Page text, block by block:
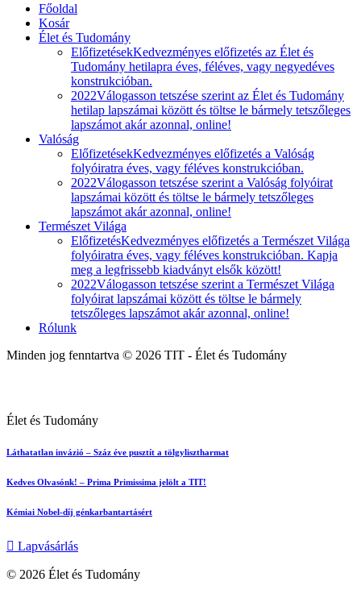
Főoldal
Kosár
Élet és Tudomány
ElőfizetésekKedvezményes előfizetés az Élet és
Tudomány hetilapra éves, féléves, vagy negyedéves
konstrukcióban.
2022Válogasson tetszése szerint az Élet és Tudomány
hetilap lapszámai között és töltse le bármely tetszőleges
lapszámot akár azonnal, online!
Valóság
ElőfizetésekKedvezményes előfizetés a Valóság
folyóiratra éves, vagy féléves konstrukcióban.
2022Válogasson tetszése szerint a Valóság folyóirat
lapszámai között és töltse le bármely tetszőleges
lapszámot akár azonnal, online!
Természet Világa
ElőfizetésKedvezményes előfizetés a Természet Világa
folyóiratra éves, vagy féléves konstrukcióban. Kapja
meg a legfrissebb kiadványt elsők között!
2022Válogasson tetszése szerint a Természet Világa
folyóirat lapszámai között és töltse le bármely
tetszőleges lapszámot akár azonnal, online!
Rólunk
Minden jog fenntartva © 2026 TIT - Élet és Tudomány
Élet és Tudomány
Láthatatlan invázió – Száz éve pusztít a tölgylisztharmat
Kedves Olvasónk! – Prima Primissima jelölt a TIT!
Kémiai Nobel-díj génkarbantartásért
Lapvásárlás
© 2026 Élet és Tudomány